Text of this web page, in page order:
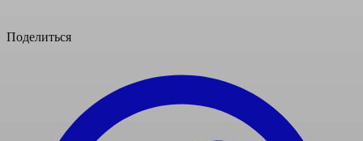
Поделиться